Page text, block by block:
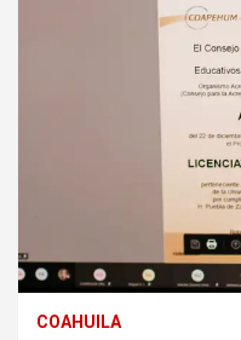
COAHUILA